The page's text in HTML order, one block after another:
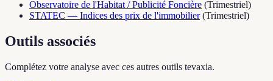
Observatoire de l'Habitat / Publicité Foncière (Trimestriel)
STATEC — Indices des prix de l'immobilier (Trimestriel)
Outils associés
Complétez votre analyse avec ces autres outils tevaxia.